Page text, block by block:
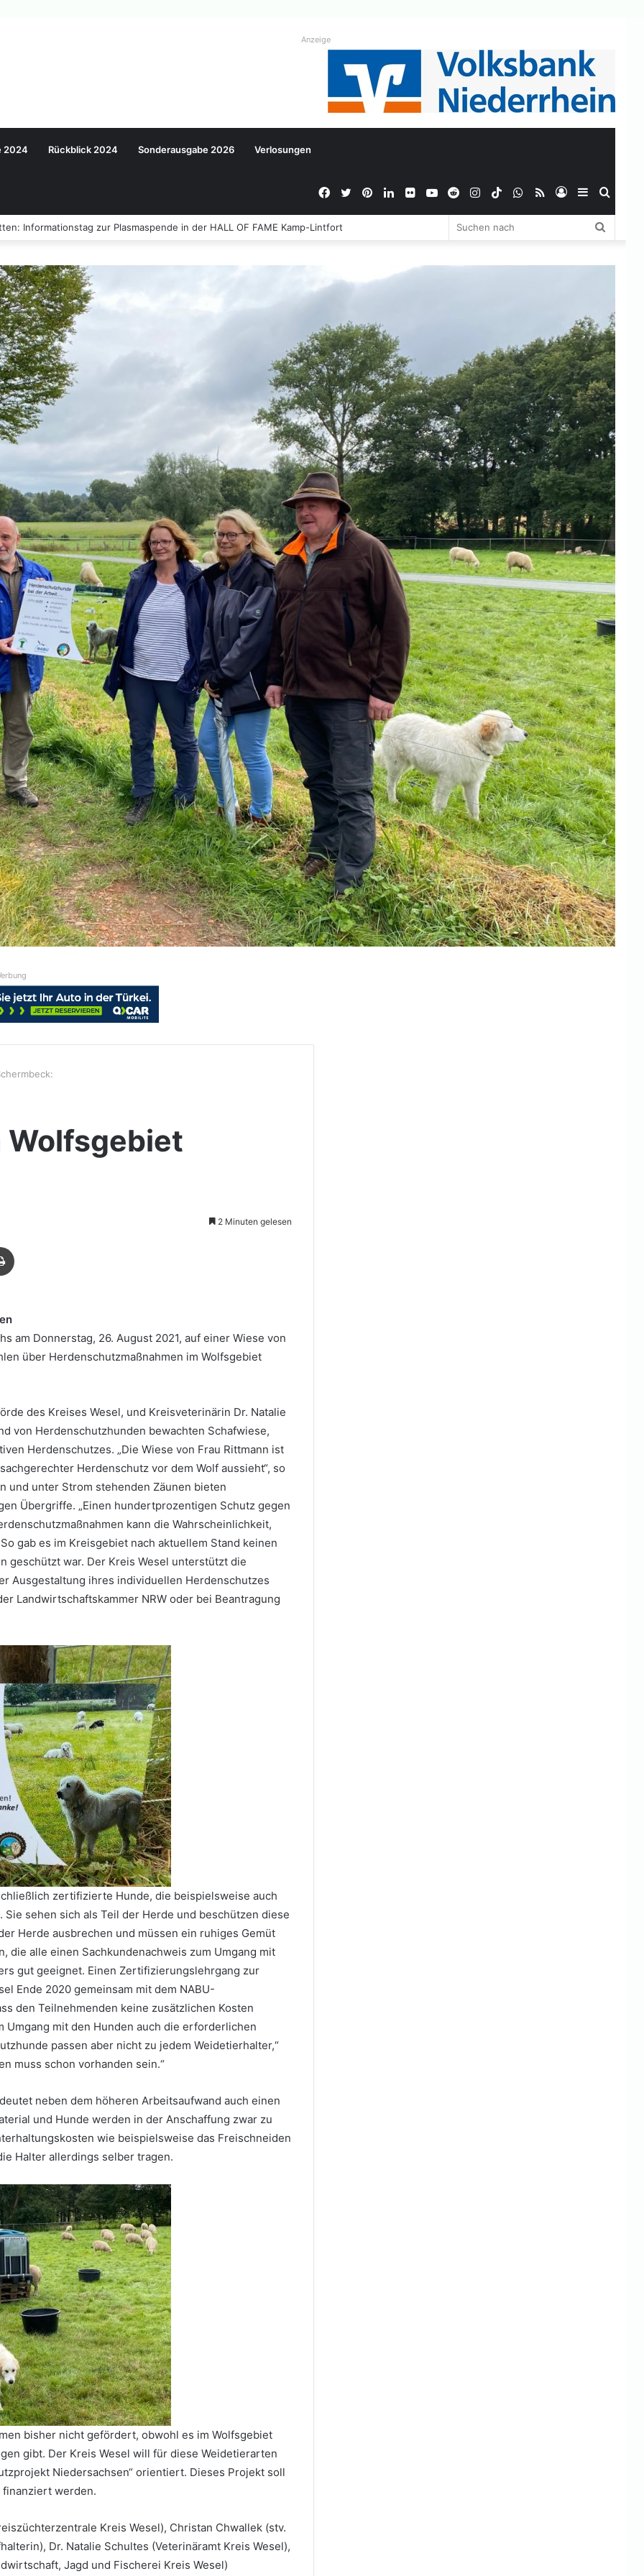
Anzeige
2024 Rückblick 2024 Sonderausgabe 2026 Verlosungen
Sidebar
Anmelden
RSS
WhatsApp
TikTok
Instagram
Reddit
YouTube
Flickr
LinkedIn
Pinterest
Twitter
Facebook
Informationstag zur Plasmaspende in der HALL OF FAME Kamp-Lintfort
Wolfsgebiet
2 Minuten gelesen
am Donnerstag, 26. August 2021, auf einer Wiese von
über Herdenschutzmaßnahmen im Wolfsgebiet
des Kreises Wesel, und Kreisveterinärin Dr. Natalie
von Herdenschutzhunden bewachten Schafwiese,
Herdenschutzes. „Die Wiese von Frau Rittmann ist
Herdenschutz vor dem Wolf aussieht“, so
und unter Strom stehenden Zäunen bieten
Übergriffe. „Einen hundertprozentigen Schutz gegen
kann die Wahrscheinlichkeit,
gab es im Kreisgebiet nach aktuellem Stand keinen
geschützt war. Der Kreis Wesel unterstützt die
Ausgestaltung ihres individuellen Herdenschutzes
Landwirtschaftskammer NRW oder bei Beantragung
zertifizierte Hunde, die beispielsweise auch
sehen sich als Teil der Herde und beschützen diese
Herde ausbrechen und müssen ein ruhiges Gemüt
die alle einen Sachkundenachweis zum Umgang mit
gut geeignet. Einen Zertifizierungslehrgang zur
Ende 2020 gemeinsam mit dem NABU-
den Teilnehmenden keine zusätzlichen Kosten
mit den Hunden auch die erforderlichen
passen aber nicht zu jedem Weidetierhalter,“
muss schon vorhanden sein.“
neben dem höheren Arbeitsaufwand auch einen
und Hunde werden in der Anschaffung zwar zu
wie beispielsweise das Freischneiden
Halter allerdings selber tragen.
bisher nicht gefördert, obwohl es im Wolfsgebiet
gibt. Der Kreis Wesel will für diese Weidetierarten
Niedersachsen“ orientiert. Dieses Projekt soll
finanziert werden.
Kreis Wesel), Christan Chwallek (stv.
Dr. Natalie Schultes (Veterinäramt Kreis Wesel),
Jagd und Fischerei Kreis Wesel)